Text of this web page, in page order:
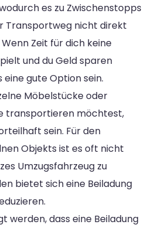
es zu Zwischenstopps
Transportweg nicht direkt
Zeit für dich keine
und du Geld sparen
gute Option sein.
Möbelstücke oder
transportieren möchtest,
sein. Für den
Objekts ist es oft nicht
Umzugsfahrzeug zu
bietet sich eine Beiladung
werden, dass eine Beiladung